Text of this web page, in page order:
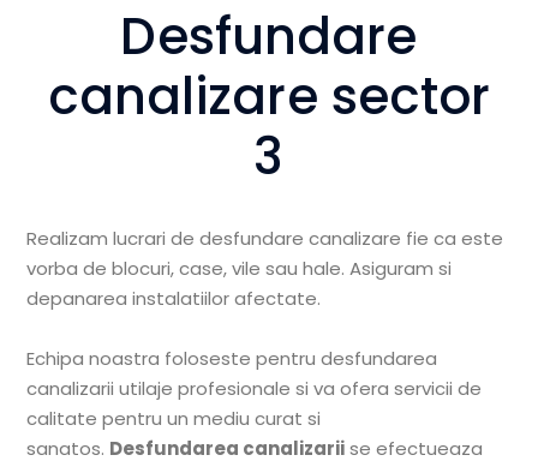
Desfundare
canalizare sector
3
Realizam lucrari de desfundare canalizare fie ca este
vorba de blocuri, case, vile sau hale. Asiguram si
depanarea instalatiilor afectate.
Echipa noastra foloseste pentru desfundarea
canalizarii utilaje profesionale si va ofera servicii de
calitate pentru un mediu curat si
sanatos. Desfundarea canalizarii se efectueaza